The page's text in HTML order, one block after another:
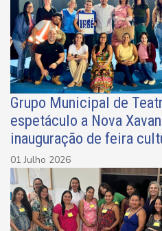
Grupo Municipal de
espetáculo a Nova
inauguração de feira
01 Julho 2026